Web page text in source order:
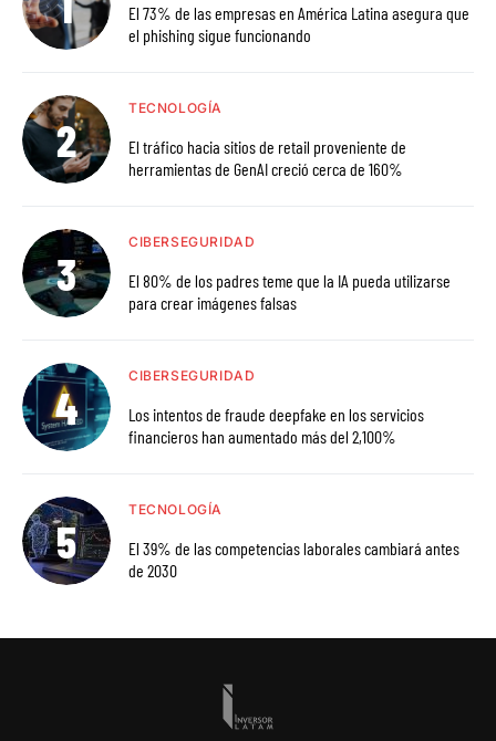
El 73% de las empresas en América Latina asegura que
el phishing sigue funcionando
TECNOLOGÍA
El tráfico hacia sitios de retail proveniente de
herramientas de GenAI creció cerca de 160%
CIBERSEGURIDAD
El 80% de los padres teme que la IA pueda utilizarse
para crear imágenes falsas
CIBERSEGURIDAD
Los intentos de fraude deepfake en los servicios
financieros han aumentado más del 2,100%
TECNOLOGÍA
El 39% de las competencias laborales cambiará antes
de 2030